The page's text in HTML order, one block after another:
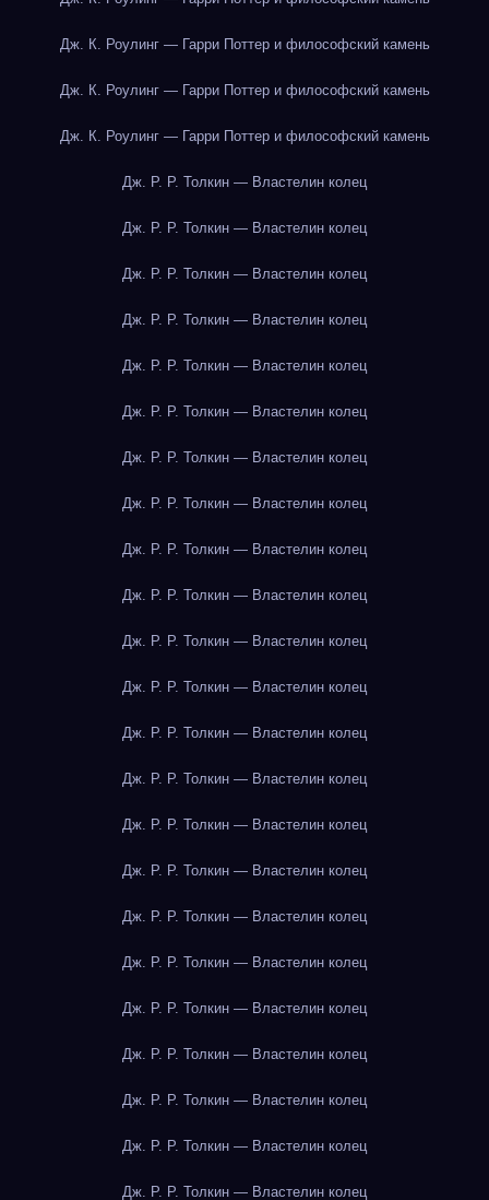
Дж. К. Роулинг — Гарри Поттер и философский камень
Дж. К. Роулинг — Гарри Поттер и философский камень
Дж. К. Роулинг — Гарри Поттер и философский камень
Дж. Р. Р. Толкин — Властелин колец
Дж. Р. Р. Толкин — Властелин колец
Дж. Р. Р. Толкин — Властелин колец
Дж. Р. Р. Толкин — Властелин колец
Дж. Р. Р. Толкин — Властелин колец
Дж. Р. Р. Толкин — Властелин колец
Дж. Р. Р. Толкин — Властелин колец
Дж. Р. Р. Толкин — Властелин колец
Дж. Р. Р. Толкин — Властелин колец
Дж. Р. Р. Толкин — Властелин колец
Дж. Р. Р. Толкин — Властелин колец
Дж. Р. Р. Толкин — Властелин колец
Дж. Р. Р. Толкин — Властелин колец
Дж. Р. Р. Толкин — Властелин колец
Дж. Р. Р. Толкин — Властелин колец
Дж. Р. Р. Толкин — Властелин колец
Дж. Р. Р. Толкин — Властелин колец
Дж. Р. Р. Толкин — Властелин колец
Дж. Р. Р. Толкин — Властелин колец
Дж. Р. Р. Толкин — Властелин колец
Дж. Р. Р. Толкин — Властелин колец
Дж. Р. Р. Толкин — Властелин колец
Дж. Р. Р. Толкин — Властелин колец